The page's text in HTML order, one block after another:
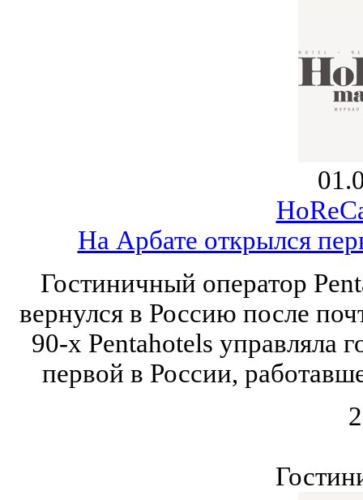
На Арбате открылся
Гостиничный оператор
вернулся в Россию после
90-х Pentahotels
первой в России,